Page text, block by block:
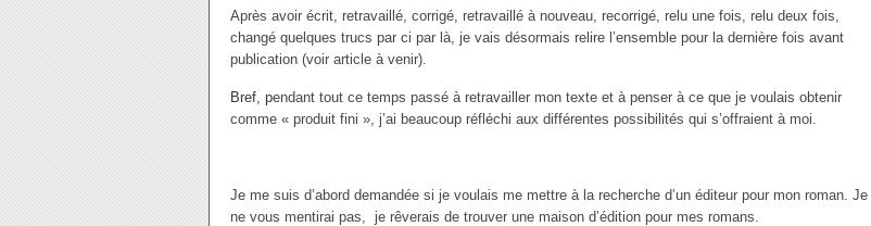
Après avoir écrit, retravaillé, corrigé, retravaillé à nouveau, recorrigé, relu une fois, relu deux fois,
changé quelques trucs par ci par là, je vais désormais relire l’ensemble pour la dernière fois avant
publication (voir article à venir).
Bref, pendant tout ce temps passé à retravailler mon texte et à penser à ce que je voulais obtenir
comme « produit fini », j’ai beaucoup réfléchi aux différentes possibilités qui s’offraient à moi.
Je me suis d’abord demandée si je voulais me mettre à la recherche d’un éditeur pour mon roman. Je
ne vous mentirai pas, je rêverais de trouver une maison d’édition pour mes romans.